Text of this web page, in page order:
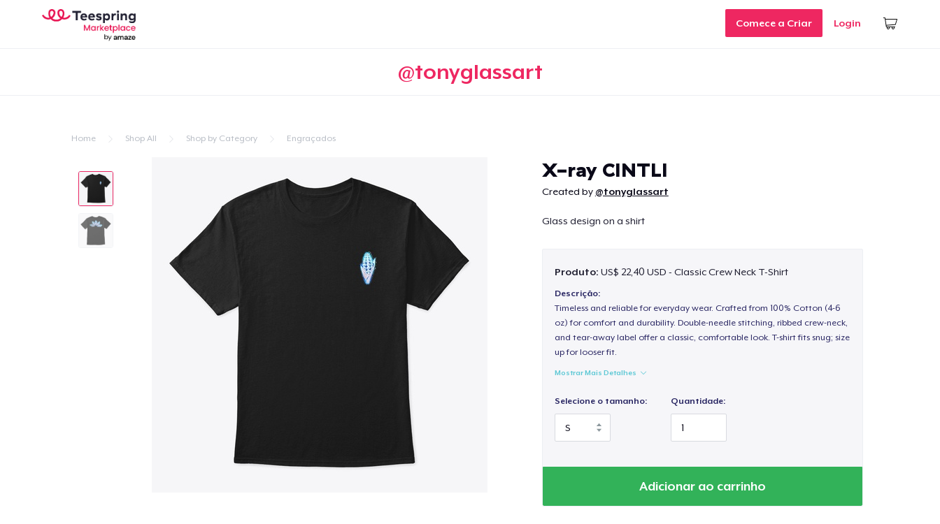
Comece a Criar Login
@tonyglassart
Home Shop All Shop by Category Engraçados
X-ray CINTLI
Created by @tonyglassart
Glass design on a shirt
Produto: US$ 22,40 USD - Classic Crew Neck T-Shirt
Descrição:
Timeless and reliable for everyday wear. Crafted from 100% Cotton (4-6
oz) for comfort and durability. Double-needle stitching, ribbed crew-neck,
and tear-away label offer a classic, comfortable look. T-shirt fits snug; size
up for looser fit.
Mostrar Mais Detalhes
Selecione o tamanho: Quantidade:
Adicionar ao carrinho